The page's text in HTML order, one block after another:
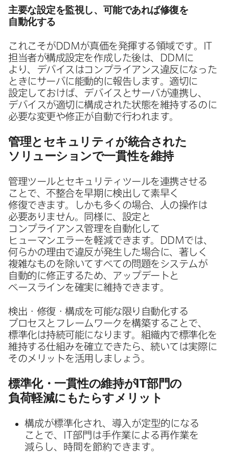
主要な​設定を​監視し、​可能で​あれば​修復を​
自動化する
これこそがDDMが​真価を​発揮する​領域です。
IT
担当者が​構成設定を​作成した後は、
DDM に​
より、​デバイスは​コンプライアンス違反に​なった​
ときに​サーバに​能動的に​報告します。​適切に​
設定しておけば、​デバイスと​サーバが​連携し、​
デバイスが​適切に​構成された​状態を​維持するのに​
必要な​変更や​修正が​自動で​行われます。
管理と​セキュリティが​統合された​
ソリューションで​一貫性を​維持
管理ツールと​セキュリティツールを​連携させる​
ことで、​不整合を​早期に​検出して​素早く​
修復できます。​しかも​多くの​場合、​人の​操作は​
必要ありません。​同様に、​設定と​
コンプライアンス管理を​自動化して​
ヒューマンエラーを​軽減できます。
DDMでは、​
何らかの​理由で​違反が​発生した​場合に、​著しく​
複雑な​ものを​除いて​すべての​問題を​システムが​
自動的に​修正する​ため、​アップデートと​
ベースラインを​確実に​維持できます。
検出・修復・構成を​可能な​限り​自動化する​
プロセスと​フレームワークを​構築する​ことで、​
標準化は​持続可能に​なります。​組織内で​標準化を​
維持する​仕組みを​確立できたら、​続いては​実際に​
その​メリットを​活用しましょう。
標準化・​一貫性の​維持がIT部門の​
負荷軽減にもたらすメリット
構成が​標準化され、​導入が​定型的に​なる​
ことで、
IT部門は​手作業に​よる​再作業を​
減らし、​時間を​節約できます。